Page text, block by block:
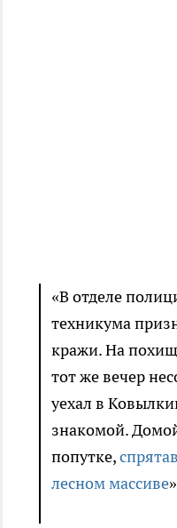
«В отделе
техникума
кражи. На
тот же вечер
уехал в
знакомой.
попутке,
лесном массиве